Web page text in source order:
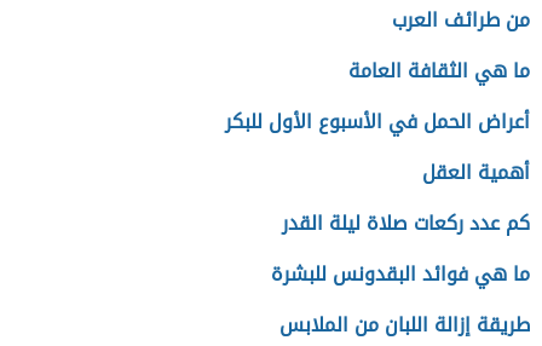
من طرائف العرب
ما هي الثقافة العامة
أعراض الحمل في الأسبوع الأول للبكر
أهمية العقل
كم عدد ركعات صلاة ليلة القدر
ما هي فوائد البقدونس للبشرة
طريقة إزالة اللبان من الملابس